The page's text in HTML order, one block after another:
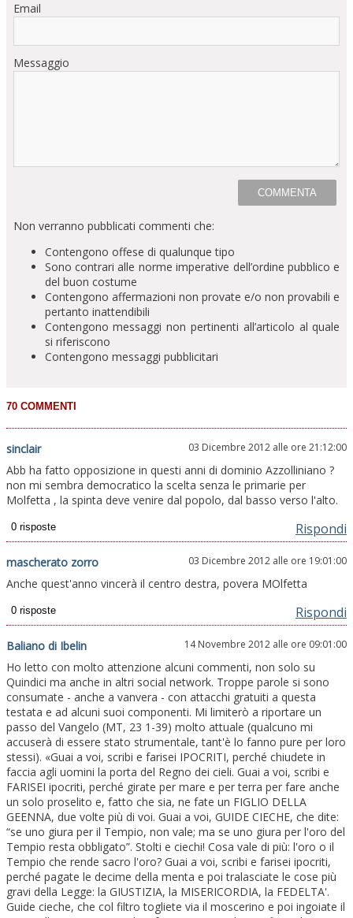
Email
Messaggio
Non verranno pubblicati commenti che:
Contengono offese di qualunque tipo
Sono contrari alle norme imperative dell’ordine pubblico e
del buon costume
Contengono affermazioni non provate e/o non provabili e
pertanto inattendibili
Contengono messaggi non pertinenti all’articolo al quale
si riferiscono
Contengono messaggi pubblicitari
sinclair 03 Dicembre 2012 alle ore 21:12:00
Abb ha fatto opposizione in questi anni di dominio Azzolliniano ?
non mi sembra democratico la scelta senza le primarie per
Molfetta , la spinta deve venire dal popolo, dal basso verso l'alto.
Rispondi
mascherato zorro 03 Dicembre 2012 alle ore 19:01:00
Anche quest'anno vincerà il centro destra, povera MOlfetta
Rispondi
Baliano di Ibelin 14 Novembre 2012 alle ore 09:01:00
Ho letto con molto attenzione alcuni commenti, non solo su
Quindici ma anche in altri social network. Troppe parole si sono
consumate - anche a vanvera - con attacchi gratuiti a questa
testata e ad alcuni suoi componenti. Mi limiterò a riportare un
passo del Vangelo (MT, 23 1-39) molto attuale (qualcuno mi
accuserà di essere stato strumentale, tant'è lo fanno pure per loro
stessi). «Guai a voi, scribi e farisei IPOCRITI, perché chiudete in
faccia agli uomini la porta del Regno dei cieli. Guai a voi, scribi e
FARISEI ipocriti, perché girate per mare e per terra per fare anche
un solo proselito e, fatto che sia, ne fate un FIGLIO DELLA
GEENNA, due volte più di voi. Guai a voi, GUIDE CIECHE, che dite:
“se uno giura per il Tempio, non vale; ma se uno giura per l'oro del
Tempio resta obbligato”. Stolti e ciechi! Cosa vale di più: l'oro o il
Tempio che rende sacro l'oro? Guai a voi, scribi e farisei ipocriti,
perché pagate le decime della menta e poi tralasciate le cose più
gravi della Legge: la GIUSTIZIA, la MISERICORDIA, la FEDELTA'.
Guide cieche, che col filtro togliete via il moscerino e poi ingoiate il